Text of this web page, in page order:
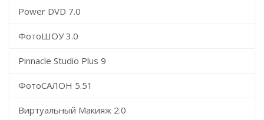
Power DVD 7.0
ФотоШОУ 3.0
Pinnacle Studio Plus 9
ФотоСАЛОН 5.51
Виртуальный Макияж 2.0